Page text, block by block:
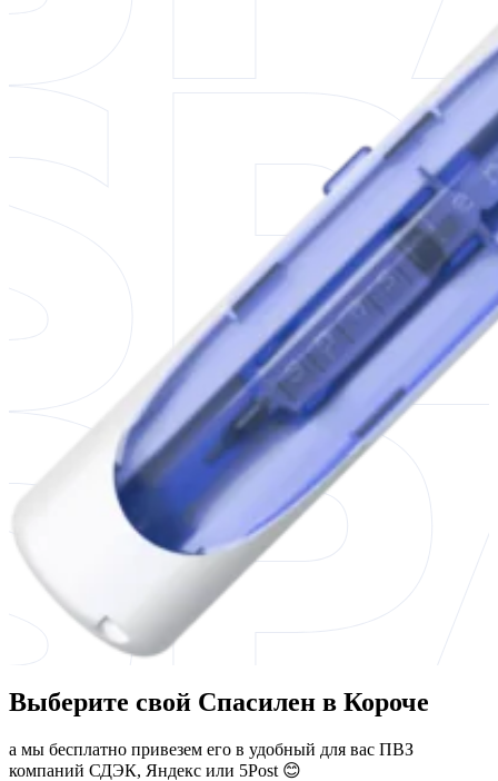
Выберите свой Спасилен в Короче
а мы бесплатно привезем его в удобный для вас ПВЗ
компаний СДЭК, Яндекс или 5Post 😊